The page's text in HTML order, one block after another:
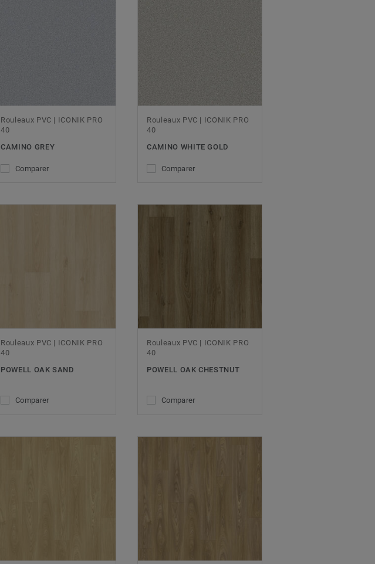
Rouleaux PVC | ICONIK PRO
40
CAMINO GREY
Comparer
Rouleaux PVC | ICONIK PRO
40
CAMINO WHITE GOLD
Comparer
Rouleaux PVC | ICONIK PRO
40
POWELL OAK SAND
Comparer
Rouleaux PVC | ICONIK PRO
40
POWELL OAK CHESTNUT
Comparer